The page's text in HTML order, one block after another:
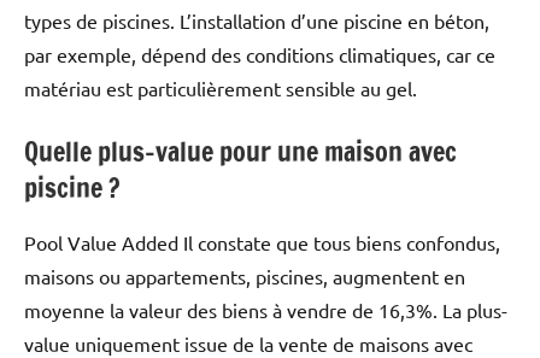
types de piscines. L’installation d’une piscine en béton,
par exemple, dépend des conditions climatiques, car ce
matériau est particulièrement sensible au gel.
Quelle plus-value pour une maison avec
piscine ?
Pool Value Added Il constate que tous biens confondus,
maisons ou appartements, piscines, augmentent en
moyenne la valeur des biens à vendre de 16,3%. La plus-
value uniquement issue de la vente de maisons avec